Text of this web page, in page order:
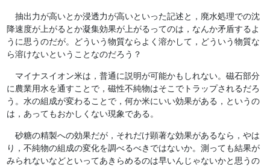
抽出力が高いとか浸透力が高いといった記述と，廃水処理での沈
降速度が上がるとか凝集効果が上がるってのは，なんか矛盾するよ
うに思うのだが。どういう物質ならよく溶かして，どういう物質な
ら溶けないということなのだろう？
マイナスイオン米は，普通に説明が可能かもしれない。磁石部分
に農業用水を通すことで，磁性不純物はそこでトラップされるだろ
う。水の組成が変わることで，何か米にいい効果がある，というの
は，あってもおかしくない現象である。
砂糖の精製への効果だが，それだけ顕著な効果があるなら，やは
り，不純物の組成の変化を調べるべきではないか。測っても結果が
みられないなどといってあきらめるのは早いんじゃないかと思うの